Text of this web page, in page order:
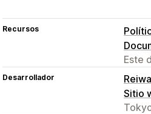
Recursos
Este
Desarrollador
Sitio